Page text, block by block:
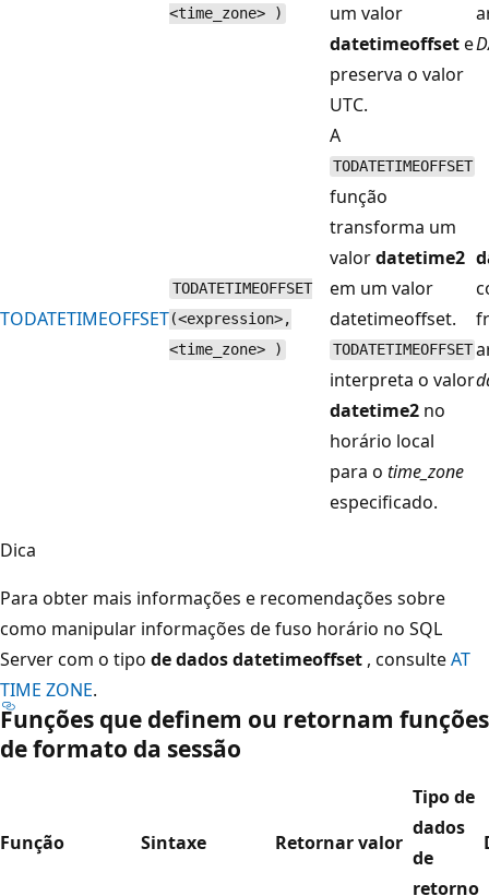
<time_zone> )
um valor
datetimeoffsete
preserva o valor
UTC.
TODATETIMEOFFSET
TODATETIMEOFFSET
(<expression>,
<time_zone> )
A
TODATETIMEOFFSET
função
transforma um
valordatetime2
em um valor
datetimeoffset.
TODATETIMEOFFSET
interpreta o valor
datetime2 no
horário local
para o time_zone
especificado.
Dica
Para obter mais informações e recomendações sobre
como manipular informações de fuso horário no SQL
Server com o tipo de dados datetimeoffset , consulteAT
TIME ZONE.
Funções que definem ou retornam funções
de formato da sessão
Função Sintaxe Retornar valor
Tipo de
dados
de
retorno